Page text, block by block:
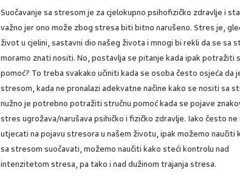
Suočavanje sa stresom je za cjelokupno psihofizičko zdravlje i
važno jer ono može zbog stresa biti bitno narušeno. Stres je,
život u cjelini, sastavni dio našeg života i mnogi bi rekli da se sa
moramo znati nositi. No, postavlja se pitanje kada ipak potražiti
pomoć? To treba svakako učiniti kada se osoba često osjeća da
stresom, kada ne pronalazi adekvatne načine kako se nositi sa
nužno je potrebno potražiti stručnu pomoć kada se pojave
stres ugrožava/narušava psihičko i fizičko zdravlje. Iako često ne
utjecati na pojavu stresora u našem životu, ipak možemo naučiti
sa stresom suočavati, možemo naučiti kako steći kontrolu nad
intenzitetom stresa, pa tako i nad dužinom trajanja stresa.